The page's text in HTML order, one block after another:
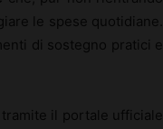
le spese quotidiane.
di sostegno pratici e
il portale ufficiale